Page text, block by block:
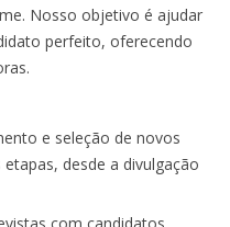
Nosso objetivo é ajudar
perfeito, oferecendo
e seleção de novos
desde a divulgação